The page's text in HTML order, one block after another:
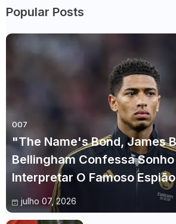
Popular Posts
007
"The Name's Bond, James
Bellingham Confessa Sonho
Interpretar O Famoso Espião
julho 07, 2026